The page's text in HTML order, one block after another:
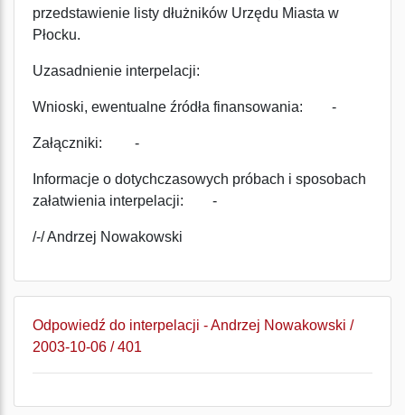
przedstawienie listy dłużników Urzędu Miasta w
Płocku.
Uzasadnienie interpelacji:
Wnioski, ewentualne źródła finansowania: -
Załączniki: -
Informacje o dotychczasowych próbach i sposobach
załatwienia interpelacji: -
/-/ Andrzej Nowakowski
Odpowiedź do interpelacji - Andrzej Nowakowski /
2003-10-06 / 401